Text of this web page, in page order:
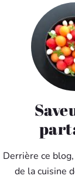
Derrière ce
de la cuisine